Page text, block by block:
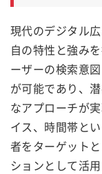
現代のデジタル
自の特性と強み
ーザーの検索意
が可能であり、
なアプローチが
イス、時間帯と
者をターゲット
ションとして活用